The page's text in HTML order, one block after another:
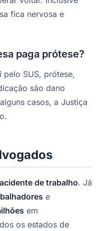
fica nervosa e
paga prótese?
SUS, prótese,
são dano
casos, a Justiça
de trabalho. Já
e
em
os estados de